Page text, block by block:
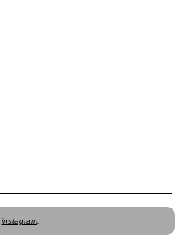
instagram.